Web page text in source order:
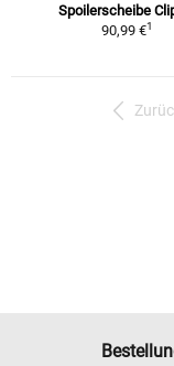
Spoilerscheibe
90,99 €1